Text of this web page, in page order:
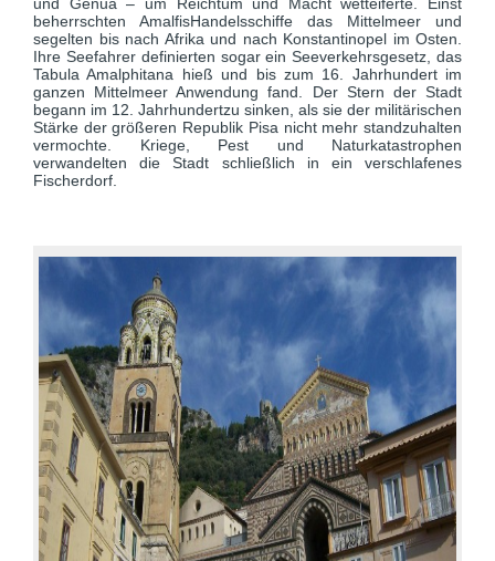
beherrschten AmalfisHandelsschiffe das Mittelmeer und
segelten bis nach Afrika und nach Konstantinopel im Osten.
Ihre Seefahrer definierten sogar ein Seeverkehrsgesetz, das
Tabula Amalphitana hieß und bis zum 16. Jahrhundert im
ganzen Mittelmeer Anwendung fand. Der Stern der Stadt
begann im 12. Jahrhundertzu sinken, als sie der militärischen
Stärke der größeren Republik Pisa nicht mehr standzuhalten
vermochte. Kriege, Pest und Naturkatastrophen
verwandelten die Stadt schließlich in ein verschlafenes
Fischerdorf.